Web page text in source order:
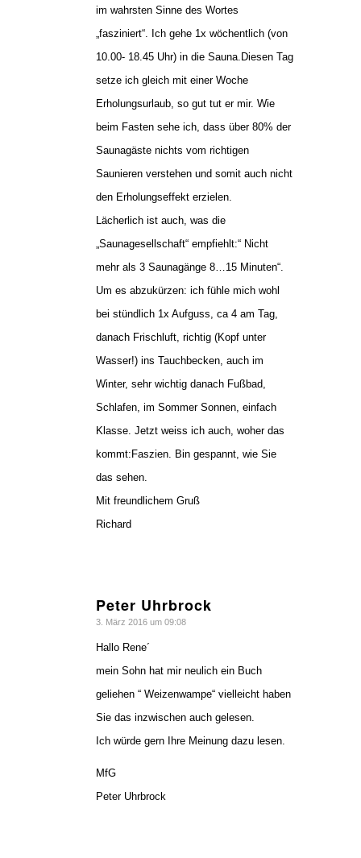
im wahrsten Sinne des Wortes
„fasziniert“. Ich gehe 1x wöchentlich (von
10.00- 18.45 Uhr) in die Sauna.Diesen Tag
setze ich gleich mit einer Woche
Erholungsurlaub, so gut tut er mir. Wie
beim Fasten sehe ich, dass über 80% der
Saunagäste nichts vom richtigen
Saunieren verstehen und somit auch nicht
den Erholungseffekt erzielen.
Lächerlich ist auch, was die
„Saunagesellschaft“ empfiehlt:“ Nicht
mehr als 3 Saunagänge 8…15 Minuten“.
Um es abzukürzen: ich fühle mich wohl
bei stündlich 1x Aufguss, ca 4 am Tag,
danach Frischluft, richtig (Kopf unter
Wasser!) ins Tauchbecken, auch im
Winter, sehr wichtig danach Fußbad,
Schlafen, im Sommer Sonnen, einfach
Klasse. Jetzt weiss ich auch, woher das
kommt:Faszien. Bin gespannt, wie Sie
das sehen.
Mit freundlichem Gruß
Richard
Peter Uhrbrock
sagte:
3. März 2016 um 09:08
Hallo Rene´
mein Sohn hat mir neulich ein Buch
geliehen “ Weizenwampe“ vielleicht haben
Sie das inzwischen auch gelesen.
Ich würde gern Ihre Meinung dazu lesen.
MfG
Peter Uhrbrock